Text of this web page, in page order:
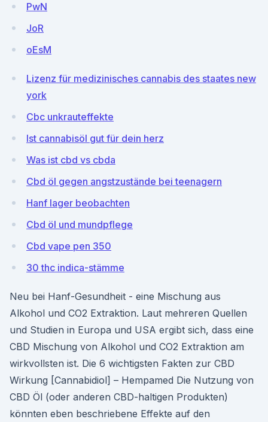
PwN
JoR
oEsM
Lizenz für medizinisches cannabis des staates new
york
Cbc unkrauteffekte
Ist cannabisöl gut für dein herz
Was ist cbd vs cbda
Cbd öl gegen angstzustände bei teenagern
Hanf lager beobachten
Cbd öl und mundpflege
Cbd vape pen 350
30 thc indica-stämme
Neu bei Hanf-Gesundheit - eine Mischung aus
Alkohol und CO2 Extraktion. Laut mehreren Quellen
und Studien in Europa und USA ergibt sich, dass eine
CBD Mischung von Alkohol und CO2 Extraktion am
wirkvollsten ist. Die 6 wichtigsten Fakten zur CBD
Wirkung [Cannabidiol] – Hempamed Die Nutzung von
CBD Öl (oder anderen CBD-haltigen Produkten)
könnten eben beschriebene Effekte auf den